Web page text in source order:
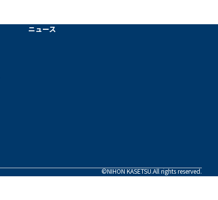
ニュース
©NIHON KASETSU.All rights reserved.